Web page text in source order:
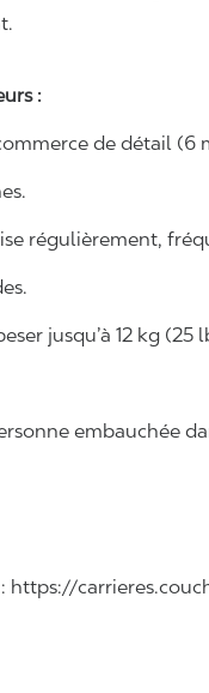
:
de détail (6
régulièrement,
jusqu’à 12 kg (25
embauchée
https://